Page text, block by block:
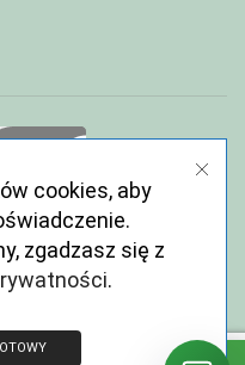
cookies, aby
zgadzasz się z
.